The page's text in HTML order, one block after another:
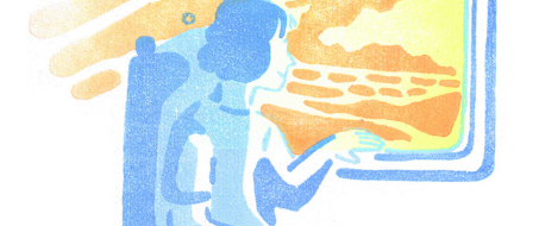
Viaje en tren